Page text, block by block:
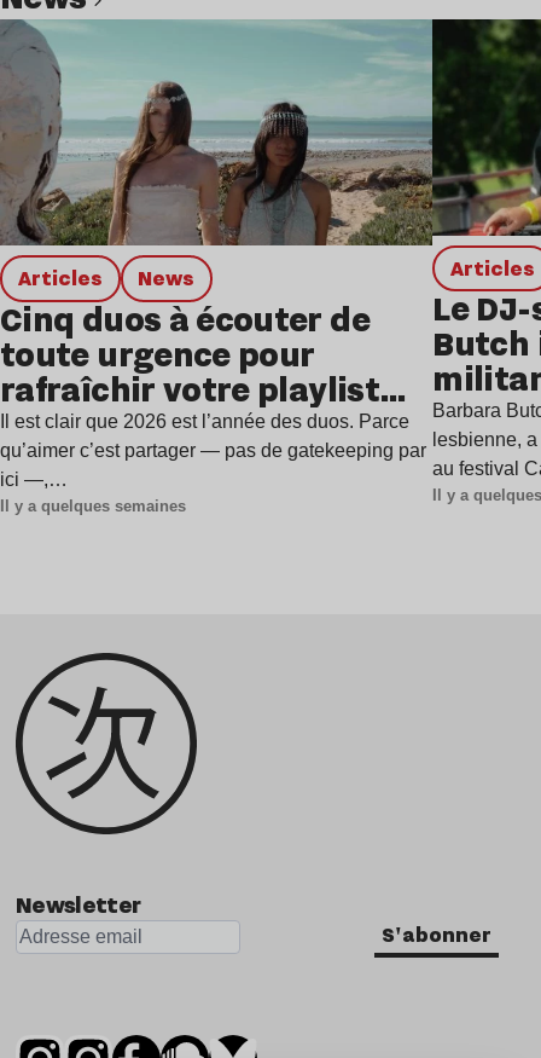
Articles news
Cinq duos à écouter de
toute urgence pour
rafraîchir votre playlist
estivale
Il est clair que 2026 est l’année des duos. Parce
qu’aimer c’est partager — pas de gatekeeping par
ici —,…
Il y a quelques semaines
Articles
Le
Butch
à
Barbara
lesbienne,
au festival
Il y a
Lire l’article
Newsletter
S'abonner